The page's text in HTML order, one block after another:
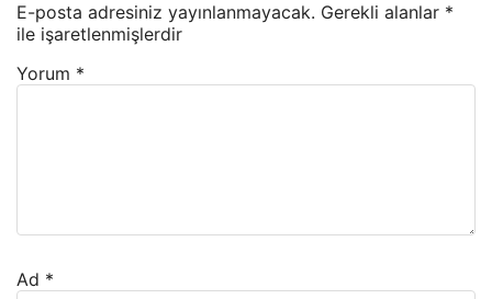
E-posta adresiniz yayınlanmayacak. Gerekli alanlar *
ile işaretlenmişlerdir
Yorum *
Ad *